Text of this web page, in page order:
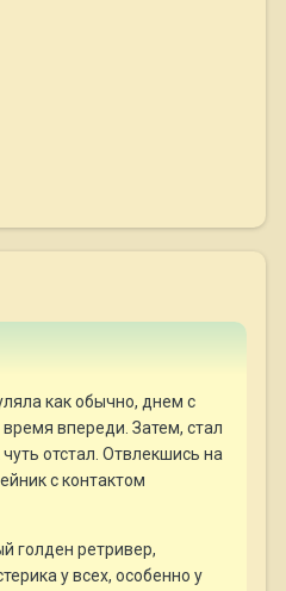
как обычно, днем с
впереди. Затем, стал
отстал. Отвлекшись на
с контактом
голден ретривер,
у всех, особенно у